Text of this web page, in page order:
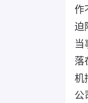
作
迫
当
落
机
公